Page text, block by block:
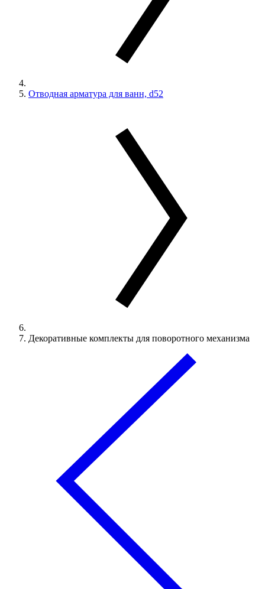
Отводная арматура для ванн, d52
Декоративные комплекты для поворотного механизма